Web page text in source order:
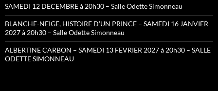
SAMEDI 12 DECEMBRE à 20h30 – Salle Odette Simonneau
BLANCHE-NEIGE, HISTOIRE D’UN PRINCE – SAMEDI 16 JANVIER
2027 à 20h30 – Salle Odette Simonneau
ALBERTINE CARBON – SAMEDI 13 FEVRIER 2027 à 20h30 – SALLE
ODETTE SIMONNEAU